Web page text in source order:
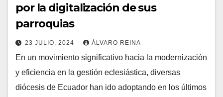
por la digitalización de sus
parroquias
23 JULIO, 2024 ÁLVARO REINA
N
O
H
En un movimiento significativo hacia la modernización
y eficiencia en la gestión eclesiástica, diversas
diócesis de Ecuador han ido adoptando en los últimos